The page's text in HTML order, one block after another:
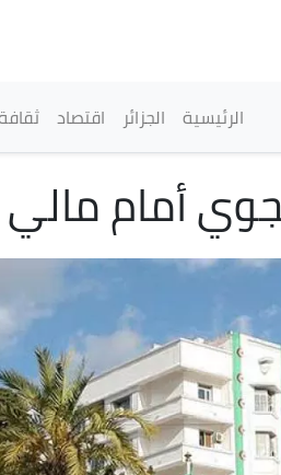
القائمة الرئيسية
الرئيسية الجزائر اقتصاد
أمام مالي